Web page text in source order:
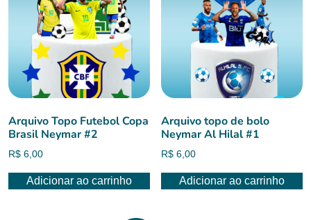
Arquivo Topo Futebol Copa
Brasil Neymar #2
R$ 6,00
Adicionar ao carrinho
Arquivo topo de bolo
Neymar Al Hilal #1
R$ 6,00
Adicionar ao carrinho